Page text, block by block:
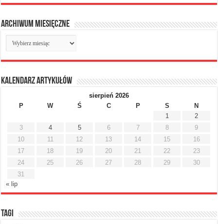
Archiwum miesięczne
Archiwum
miesięczne
Kalendarz artykułów
sierpień 2026
P
W Ś C P S
N
1
2
3
4 5 6 7 8
9
10
11 12 13 14 15
16
17
18 19 20 21 22
23
24
25 26 27 28 29
30
31
« lip
Tagi